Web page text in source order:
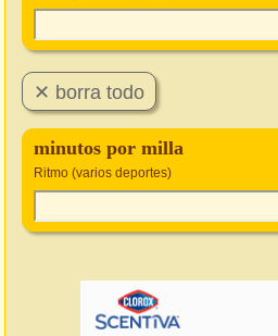
minutos por milla
Ritmo (varios deportes)